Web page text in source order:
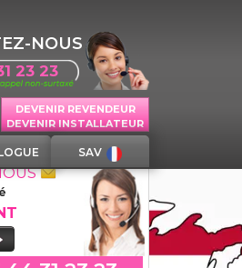
NOUS
23 23
DEVENIR REVENDEUR
DEVENIR INSTALLATEUR
SAV